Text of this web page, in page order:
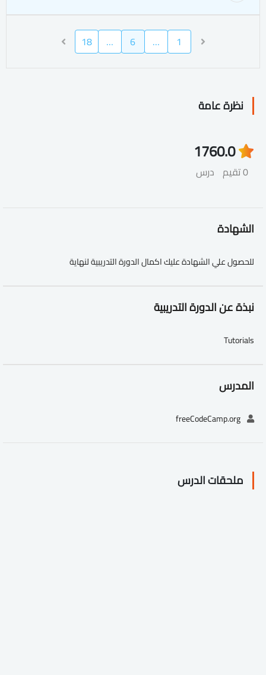
1
…
6
…
18
نظرة عامة
0.0
0 تقيم
176
درس
الشهادة
للحصول علي الشهادة عليك اكمال الدورة التدريبية لنهاية
نبذة عن الدورة التدريبية
Tutorials
المدرس
ملحقات الدرس